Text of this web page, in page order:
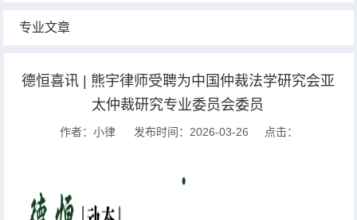
专业文章
德恒喜讯 | 熊宇律师受聘为中国仲裁法学研究会亚
太仲裁研究专业委员会委员
作者：小律 发布时间：2026-03-26 点击：